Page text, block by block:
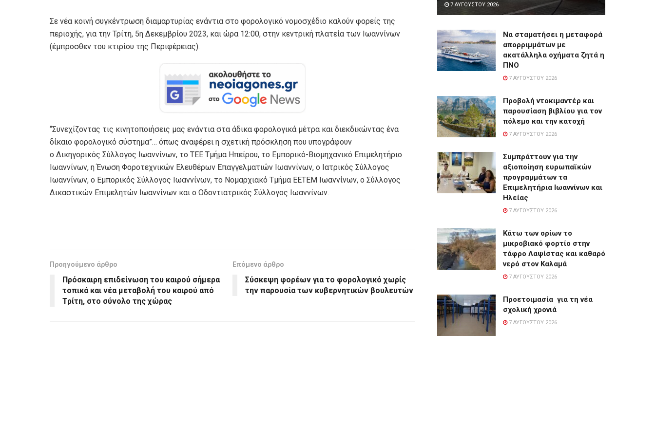
Σε νέα κοινή συγκέντρωση διαμαρτυρίας ενάντια στο φορολογικό νομοσχέδιο καλούν φορείς της
περιοχής, για την Τρίτη, 5η Δεκεμβρίου 2023, και ώρα 12:00, στην κεντρική πλατεία των Ιωαννίνων
(έμπροσθεν του κτιρίου της Περιφέρειας).
“Συνεχίζοντας τις κινητοποιήσεις μας ενάντια στα άδικα φορολογικά μέτρα και διεκδικώντας ένα
δίκαιο φορολογικό σύστημα”… όπως αναφέρει η σχετική πρόσκληση που υπογράφουν
ο Δικηγορικός Σύλλογος Ιωαννίνων, το ΤΕΕ Τμήμα Ηπείρου, το Εμπορικό-Βιομηχανικό Επιμελητήριο
Ιωαννίνων, η Ένωση Φοροτεχνικών Ελευθέρων Επαγγελματιών Ιωαννίνων, ο Ιατρικός Σύλλογος
Ιωαννίνων, ο Εμπορικός Σύλλογος Ιωαννίνων, το Νομαρχιακό Τμήμα ΕΕΤΕΜ Ιωαννίνων, ο Σύλλογος
Δικαστικών Επιμελητών Ιωαννίνων και ο Οδοντιατρικός Σύλλογος Ιωαννίνων.
Προηγούμενο άρθρο
Πρόσκαιρη επιδείνωση του καιρού σήμερα
τοπικά και νέα μεταβολή του καιρού από
Τρίτη, στο σύνολο της χώρας
Επόμενο άρθρο
Σύσκεψη φορέων για το φορολογικό χωρίς
την παρουσία των κυβερνητικών βουλευτών
7 ΑΥΓΟΎΣΤΟΥ 2026
Να σταματήσει η μεταφορά
απορριμμάτων με
ακατάλληλα οχήματα ζητά η
ΠΝΟ
7 ΑΥΓΟΎΣΤΟΥ 2026
Προβολή ντοκιμαντέρ και
παρουσίαση βιβλίου για τον
πόλεμο και την κατοχή
7 ΑΥΓΟΎΣΤΟΥ 2026
Συμπράττουν για την
αξιοποίηση ευρωπαϊκών
προγραμμάτων τα
Επιμελητήρια Ιωαννίνων και
Ηλείας
7 ΑΥΓΟΎΣΤΟΥ 2026
Κάτω των ορίων το
μικροβιακό φορτίο στην
τάφρο Λαψίστας και καθαρό
νερό στον Καλαμά
7 ΑΥΓΟΎΣΤΟΥ 2026
Προετοιμασία για τη νέα
σχολική χρονιά
7 ΑΥΓΟΎΣΤΟΥ 2026